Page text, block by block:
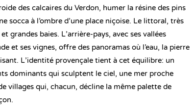
des calcaires du Verdon, humer la résine des pins
socca à l’ombre d’une place niçoise. Le littoral, très
grandes baies. L’arrière-pays, avec ses vallées
et ses vignes, offre des panoramas où l’eau, la pierre
L’identité provençale tient à cet équilibre: un
dominants qui sculptent le ciel, une mer proche
villages qui, chacun, décline la même palette de